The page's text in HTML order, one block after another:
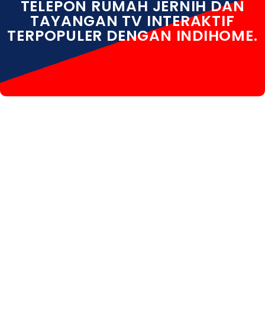
TELEPON RUMAH JERNIH DAN
TAYANGAN TV INTERAKTIF
TERPOPULER DENGAN INDIHOME.